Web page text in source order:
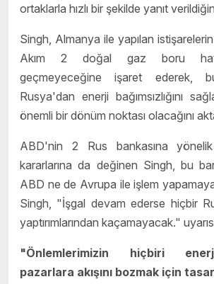
ortaklarla hızlı bir şekilde yanıt
Singh, Almanya ile yapılan
Akım 2 doğal gaz boru
geçmeyeceğine işaret ederek,
Rusya'dan enerji bağımsızlığını
önemli bir dönüm noktası olacağını
ABD'nin 2 Rus bankasına yönelik
kararlarına da değinen Singh, bu
ABD ne de Avrupa ile işlem
Singh, "İşgal devam ederse hiçbir
yaptırımlarından kaçamayacak."
"Önlemlerimizin hiçbiri
pazarlara akışını bozmak için